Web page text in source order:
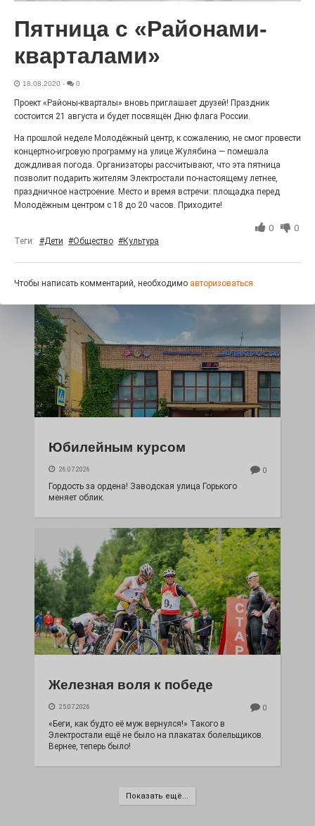
Радость в квадрате! На этой неделе электростальцев
дважды порадует проект «Районы-кварталы».
26.07.2026
«С ними дядька Черномор»
Юбилейным курсом
26.07.2026 0
Гордость за ордена! Заводская улица Горького
меняет облик.
Железная воля к победе
25.07.2026 0
«Беги, как будто её муж вернулся!» Такого в
Электростали ещё не было на плакатах болельщиков.
Вернее, теперь было!
Показать ещё...
Пятница с «Районами-
кварталами»
18.08.2020 - 0
Проект «Районы-кварталы» вновь приглашает друзей! Праздник
состоится 21 августа и будет посвящён Дню флага России.
На прошлой неделе Молодёжный центр, к сожалению, не смог провести
концертно-игровую программу на улице Жулябина — помешала
дождливая погода. Организаторы рассчитывают, что эта пятница
позволит подарить жителям Электростали по-настоящему летнее,
праздничное настроение. Место и время встречи: площадка перед
Молодёжным центром с 18 до 20 часов. Приходите!
0 0
Теги: #Дети #Общество #Культура
Чтобы написать комментарий, необходимо авторизоваться.